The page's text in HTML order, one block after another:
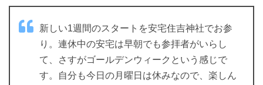
新しい1週間のスタートを安宅住吉神社でお参
り。連休中の安宅は早朝でも参拝者がいらし
て、さすがゴールデンウィークという感じで
す。自分も今日の月曜日は休みなので、楽しん